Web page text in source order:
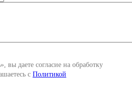
вы даете согласие на обработку
с Политикой